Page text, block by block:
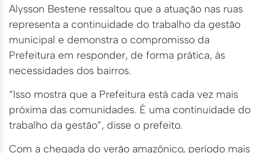
Alysson Bestene ressaltou que a atuação nas ruas
representa a continuidade do trabalho da gestão
municipal e demonstra o compromisso da
Prefeitura em responder, de forma prática, às
necessidades dos bairros.
“Isso mostra que a Prefeitura está cada vez mais
próxima das comunidades. É uma continuidade do
trabalho da gestão”, disse o prefeito.
Com a chegada do verão amazônico, período mais